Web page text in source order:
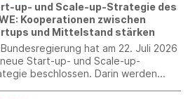
up- und Scale-up-Strategie des
Kooperationen zwischen
und Mittelstand stärken
hat am 22. Juli 2026
Start-up- und Scale-up-
beschlossen. Darin werden